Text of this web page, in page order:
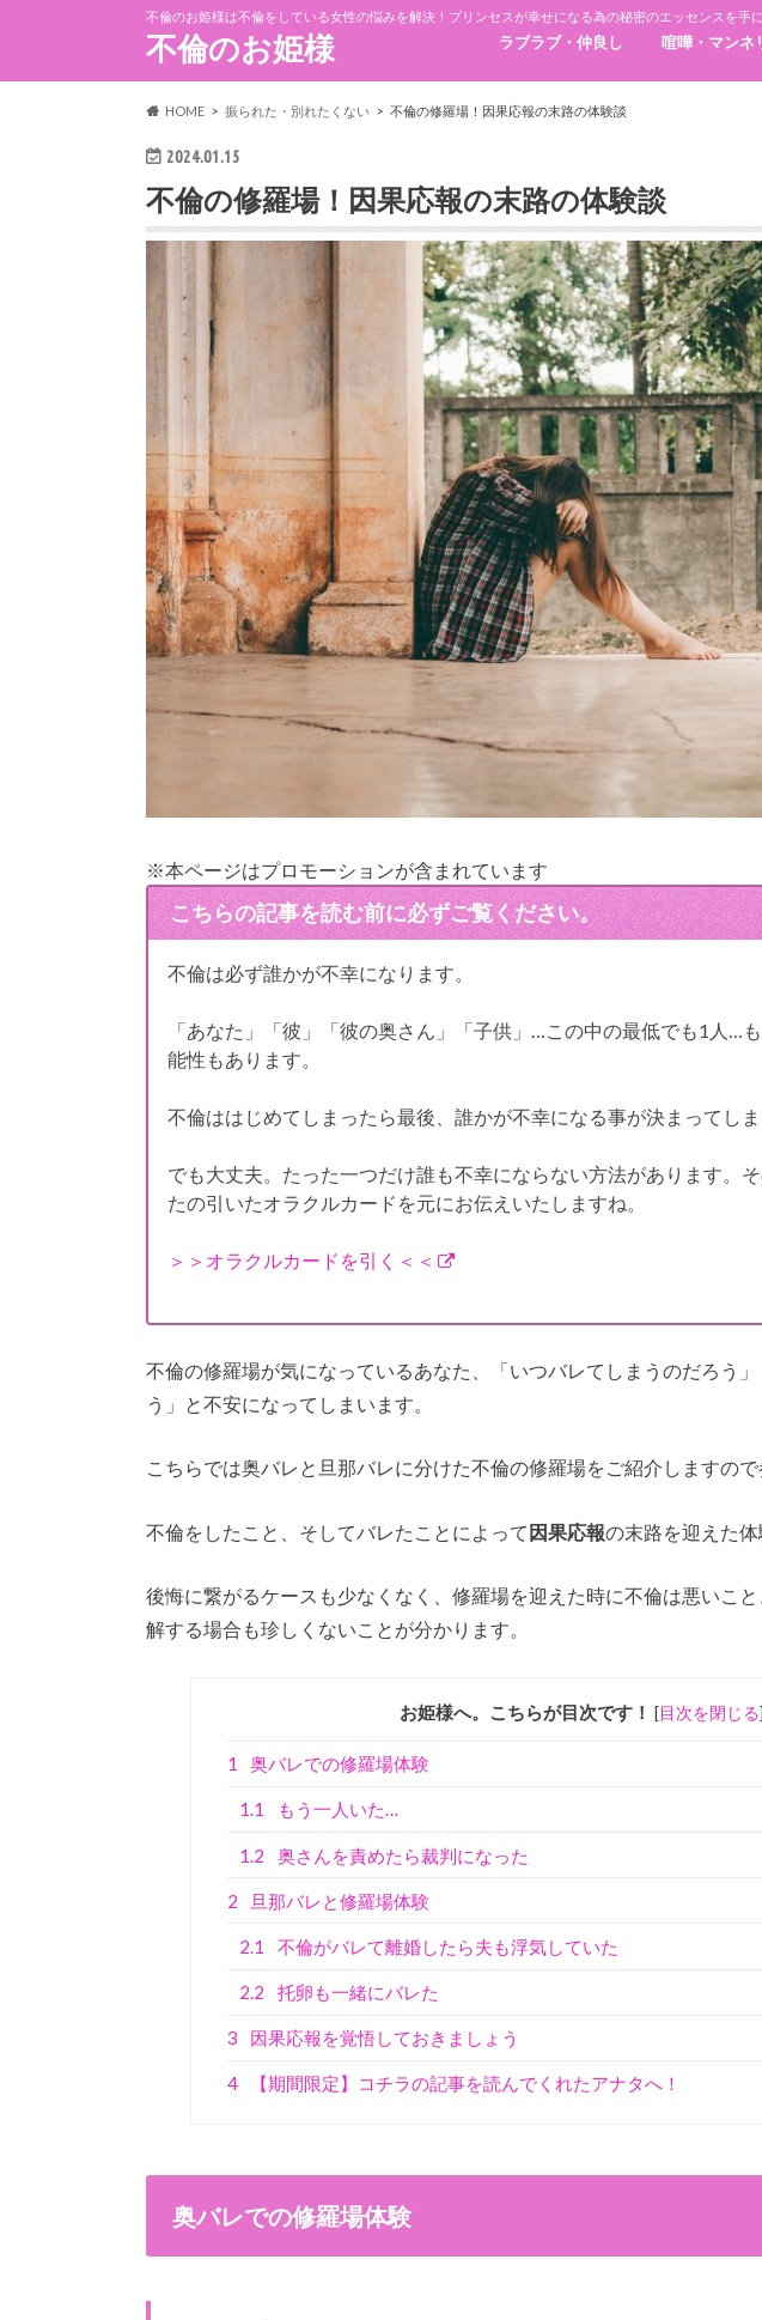
不倫のお姫様は不倫をしている女性の悩みを解決！プリンセスが幸せになる為の秘密のエッセンスを手
不倫のお姫様 ラブラブ・仲良し 喧嘩・マンネ
HOME 振られた・別れたくない 不倫の修羅場！因果応報の末路の体験談
2024.01.15
不倫の修羅場！因果応報の末路の体験談
※本ページはプロモーションが含まれています
こちらの記事を読む前に必ずご覧ください。
不倫は必ず誰かが不幸になります。
「あなた」「彼」「彼の奥さん」「子供」…この中の最低でも1人…
能性もあります。
不倫ははじめてしまったら最後、誰かが不幸になる事が決まってしま
でも大丈夫。たった一つだけ誰も不幸にならない方法があります。
たの引いたオラクルカードを元にお伝えいたしますね。
＞＞オラクルカードを引く＜＜
不倫の修羅場が気になっているあなた、「いつバレてしまうのだろう
う」と不安になってしまいます。
こちらでは奥バレと旦那バレに分けた不倫の修羅場をご紹介しますので
不倫をしたこと、そしてバレたことによって因果応報の末路を迎えた体
後悔に繋がるケースも少なくなく、修羅場を迎えた時に不倫は悪いこ
解する場合も珍しくないことが分かります。
お姫様へ。こちらが目次です！ [目次を閉じる]
1 奥バレでの修羅場体験
1.1 もう一人いた…
1.2 奥さんを責めたら裁判になった
2 旦那バレと修羅場体験
2.1 不倫がバレて離婚したら夫も浮気していた
2.2 托卵も一緒にバレた
3 因果応報を覚悟しておきましょう
4 【期間限定】コチラの記事を読んでくれたアナタへ！
奥バレでの修羅場体験